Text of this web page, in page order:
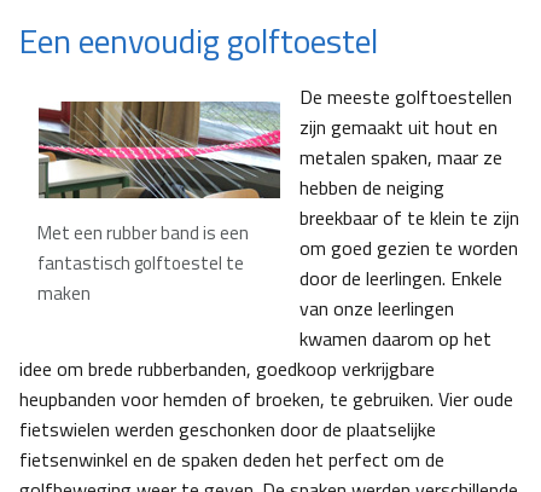
Een eenvoudig golftoestel
Met een rubber band is een
fantastisch golftoestel te
maken
De meeste golftoestellen
zijn gemaakt uit hout en
metalen spaken, maar ze
hebben de neiging
breekbaar of te klein te zijn
om goed gezien te worden
door de leerlingen. Enkele
van onze leerlingen
kwamen daarom op het
idee om brede rubberbanden, goedkoop verkrijgbare
heupbanden voor hemden of broeken, te gebruiken. Vier oude
fietswielen werden geschonken door de plaatselijke
fietsenwinkel en de spaken deden het perfect om de